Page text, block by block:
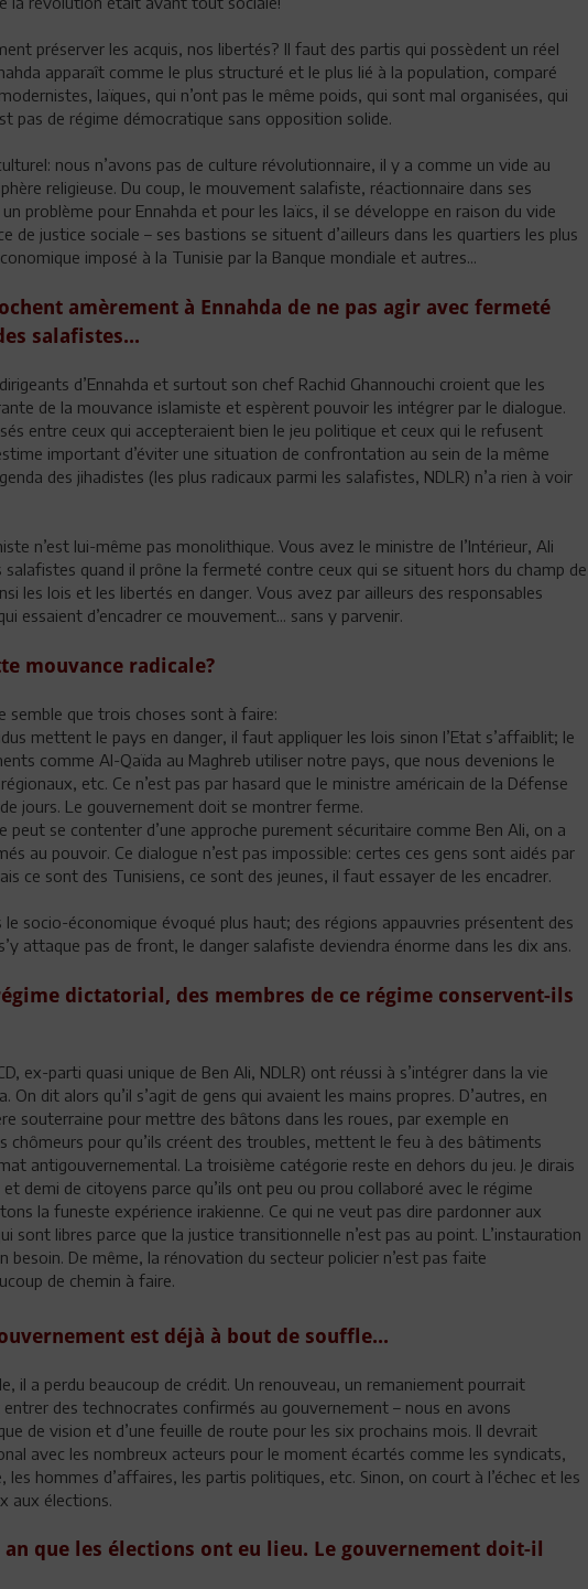
préserver les acquis, nos libertés? Il faut des partis qui possèdent un réel
apparaît comme le plus structuré et le plus lié à la population, comparé
laïques, qui n’ont pas le même poids, qui sont mal organisées, qui
pas de régime démocratique sans opposition solide.
nous n’avons pas de culture révolutionnaire, il y a comme un vide au
religieuse. Du coup, le mouvement salafiste, réactionnaire dans ses
problème pour Ennahda et pour les laïcs, il se développe en raison du vide
de justice sociale – ses bastions se situent d’ailleurs dans les quartiers les plus
imposé à la Tunisie par la Banque mondiale et autres...
amèrement à Ennahda de ne pas agir avec fermeté
salafistes...
d’Ennahda et surtout son chef Rachid Ghannouchi croient que les
de la mouvance islamiste et espèrent pouvoir les intégrer par le dialogue.
entre ceux qui accepteraient bien le jeu politique et ceux qui le refusent
important d’éviter une situation de confrontation au sein de la même
des jihadistes (les plus radicaux parmi les salafistes, NDLR) n’a rien à voir
n’est lui-même pas monolithique. Vous avez le ministre de l’Intérieur, Ali
salafistes quand il prône la fermeté contre ceux qui se situent hors du champ de
les lois et les libertés en danger. Vous avez par ailleurs des responsables
essaient d’encadrer ce mouvement... sans y parvenir.
mouvance radicale?
semble que trois choses sont à faire:
mettent le pays en danger, il faut appliquer les lois sinon l’Etat s’affaiblit; le
comme Al-Qaïda au Maghreb utiliser notre pays, que nous devenions le
etc. Ce n’est pas par hasard que le ministre américain de la Défense
jours. Le gouvernement doit se montrer ferme.
peut se contenter d’une approche purement sécuritaire comme Ben Ali, on a
au pouvoir. Ce dialogue n’est pas impossible: certes ces gens sont aidés par
ce sont des Tunisiens, ce sont des jeunes, il faut essayer de les encadrer.
le socio-économique évoqué plus haut; des régions appauvries présentent des
attaque pas de front, le danger salafiste deviendra énorme dans les dix ans.
dictatorial, des membres de ce régime conservent-ils
ex-parti quasi unique de Ben Ali, NDLR) ont réussi à s’intégrer dans la vie
On dit alors qu’il s’agit de gens qui avaient les mains propres. D’autres, en
souterraine pour mettre des bâtons dans les roues, par exemple en
chômeurs pour qu’ils créent des troubles, mettent le feu à des bâtiments
antigouvernemental. La troisième catégorie reste en dehors du jeu. Je dirais
demi de citoyens parce qu’ils ont peu ou prou collaboré avec le régime
la funeste expérience irakienne. Ce qui ne veut pas dire pardonner aux
sont libres parce que la justice transitionnelle n’est pas au point. L’instauration
besoin. De même, la rénovation du secteur policier n’est pas faite
de chemin à faire.
est déjà à bout de souffle...
il a perdu beaucoup de crédit. Un renouveau, un remaniement pourrait
des technocrates confirmés au gouvernement – nous en avons
de vision et d’une feuille de route pour les six prochains mois. Il devrait
avec les nombreux acteurs pour le moment écartés comme les syndicats,
les hommes d’affaires, les partis politiques, etc. Sinon, on court à l’échec et les
aux élections.
que les élections ont eu lieu. Le gouvernement doit-il